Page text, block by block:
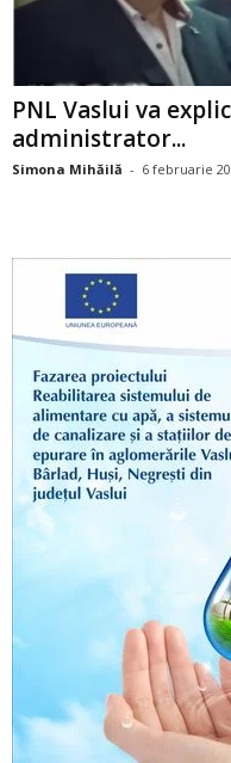
PNL Vaslui va
administrator...
Simona Mihăilă - 6 februarie